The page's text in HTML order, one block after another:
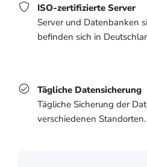
ISO-zertifizierte Server
Server und Datenbanken
befinden sich in
Tägliche Datensicherung
Tägliche Sicherung der
verschiedenen Standorten.